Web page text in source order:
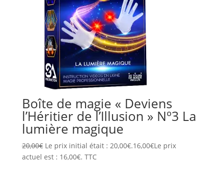
Boîte de magie « Deviens
l’Héritier de l’Illusion » Nº3 La
lumière magique
20,00€ Le prix initial était : 20,00€.16,00€Le prix
actuel est : 16,00€. TTC